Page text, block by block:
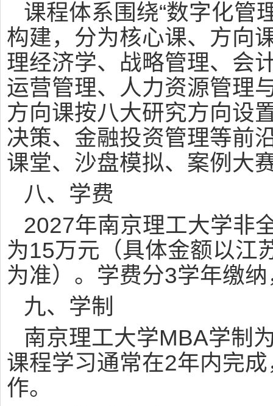
课程体系围绕“数字化管
构建，分为核心课、方向
理经济学、战略管理、会
运营管理、人力资源管理
方向课按八大研究方向设
决策、金融投资管理等前
课堂、沙盘模拟、案例大
八、学费
2027年南京理工大学非
为15万元（具体金额以江
为准）。学费分3学年缴
九、学制
南京理工大学MBA学制
课程学习通常在2年内完
作。